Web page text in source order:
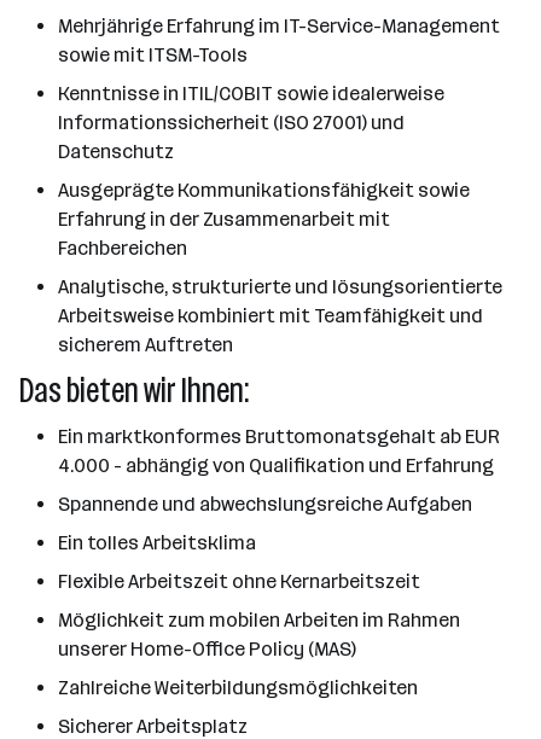
Mehrjährige Erfahrung im IT-Service-Management
sowie mit ITSM-Tools
Kenntnisse in ITIL/COBIT sowie idealerweise
Informationssicherheit (ISO 27001) und
Datenschutz
Ausgeprägte Kommunikationsfähigkeit sowie
Erfahrung in der Zusammenarbeit mit
Fachbereichen
Analytische, strukturierte und lösungsorientierte
Arbeitsweise kombiniert mit Teamfähigkeit und
sicherem Auftreten
Das bieten wir Ihnen:
Ein marktkonformes Bruttomonatsgehalt ab EUR
4.000 - abhängig von Qualifikation und Erfahrung
Spannende und abwechslungsreiche Aufgaben
Ein tolles Arbeitsklima
Flexible Arbeitszeit ohne Kernarbeitszeit
Möglichkeit zum mobilen Arbeiten im Rahmen
unserer Home-Office Policy (MAS)
Zahlreiche Weiterbildungsmöglichkeiten
Sicherer Arbeitsplatz